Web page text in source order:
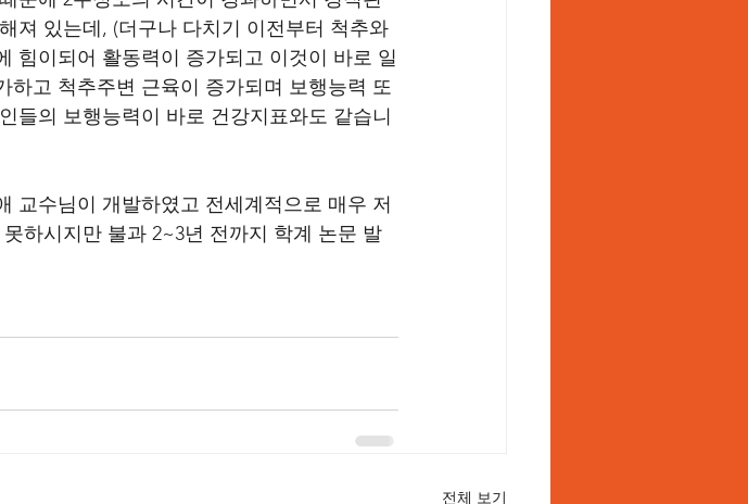
져 있는데, (더구나 다치기 이전부터 척추와
힘이되어 활동력이 증가되고 이것이 바로 일
고 척추주변 근육이 증가되며 보행능력 또
들의 보행능력이 바로 건강지표와도 같습니
교수님이 개발하였고 전세계적으로 매우 저
하시지만 불과 2~3년 전까지 학계 논문 발
전체 보기